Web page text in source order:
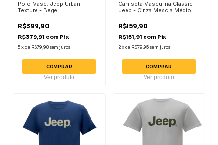
Polo Masc. Jeep Urban
Texture - Bege
R$399,90
R$379,91 com Pix
5xde R$79,98sem juros
COMPRAR
Ver produto
Camiseta Masculina Classic
Jeep - Cinza Mescla Médio
R$159,90
R$151,91 com Pix
2 xde R$79,95 sem juros
COMPRAR
Ver produto